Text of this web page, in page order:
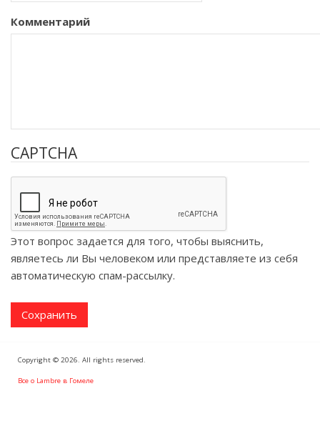
Комментарий
CAPTCHA
Этот вопрос задается для того, чтобы выяснить,
являетесь ли Вы человеком или представляете из себя
автоматическую спам-рассылку.
Copyright © 2026. All rights reserved.
Все о Lambre в Гомеле